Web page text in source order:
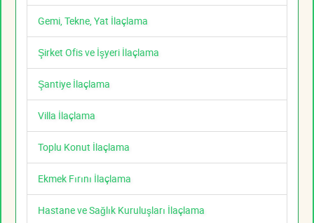
Gemi, Tekne, Yat İlaçlama
Şirket Ofis ve İşyeri İlaçlama
Şantiye İlaçlama
Villa İlaçlama
Toplu Konut İlaçlama
Ekmek Fırını İlaçlama
Hastane ve Sağlık Kuruluşları İlaçlama